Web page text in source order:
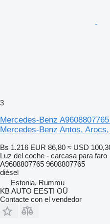
3
Mercedes-Benz
Mercedes-Benz Antos,
Bs 1.216 EUR 86,80 ≈ USD
Luz del coche - carcasa para faro
A9608807765 9608807765
diésel
Estonia, Rummu
KB AUTO EESTI OÜ
Contacte con el vendedor